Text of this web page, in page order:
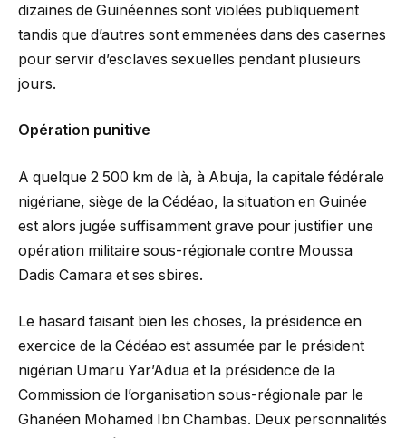
dizaines de Guinéennes sont violées publiquement
tandis que d’autres sont emmenées dans des casernes
pour servir d’esclaves sexuelles pendant plusieurs
jours.
Opération punitive
A quelque 2 500 km de là, à Abuja, la capitale fédérale
nigériane, siège de la Cédéao, la situation en Guinée
est alors jugée suffisamment grave pour justifier une
opération militaire sous-régionale contre Moussa
Dadis Camara et ses sbires.
Le hasard faisant bien les choses, la présidence en
exercice de la Cédéao est assumée par le président
nigérian Umaru Yar’Adua et la présidence de la
Commission de l’organisation sous-régionale par le
Ghanéen Mohamed Ibn Chambas. Deux personnalités